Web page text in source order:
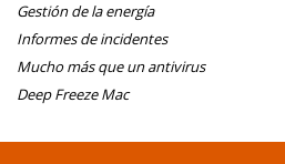
Gestión de la energía
Informes de incidentes
Mucho más que un antivirus
Deep Freeze Mac